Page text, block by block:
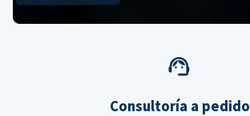
Consultoría a pedido